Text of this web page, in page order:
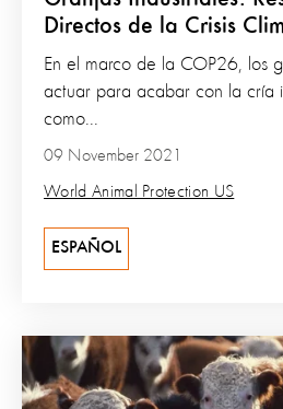
Directos de la Crisis
09 November 2021
World Animal Protection US
En el marco de la COP26, los
actuar para acabar con la cría
como...
ESPAÑOL